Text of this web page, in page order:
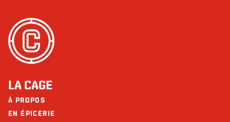
LA CAGE
À PROPOS
EN ÉPICERIE